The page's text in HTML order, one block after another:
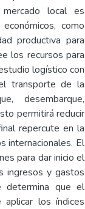
local es
como
productiva para
los recursos para
logístico con
transporte de la
desembarque,
permitirá reducir
repercute en la
internacionales. El
para dar inicio el
ingresos y gastos
determina que el
los índices